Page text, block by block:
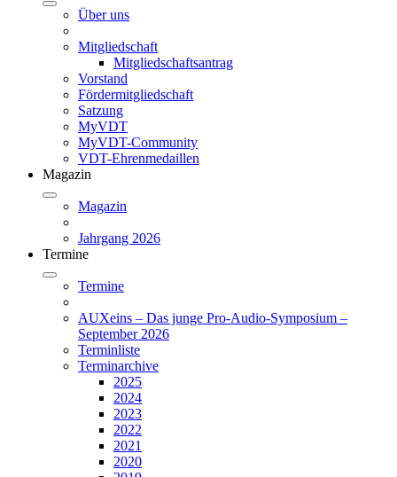
Über uns
Mitgliedschaft
Mitgliedschaftsantrag
Vorstand
Fördermitgliedschaft
Satzung
MyVDT
MyVDT-Community
VDT-Ehrenmedaillen
Magazin
Magazin
Jahrgang 2026
Termine
Termine
AUXeins – Das junge Pro-Audio-Symposium –
September 2026
Terminliste
Terminarchive
2025
2024
2023
2022
2021
2020